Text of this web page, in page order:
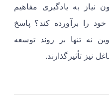
نیاز به یادگیری مفاهیم
خود را برآورده کند؟ پاسخ
نه تنها بر روند توسعه
نیز تأثیرگذارند.